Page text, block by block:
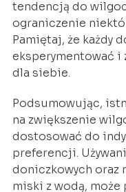
tendencją do
ograniczenie
Pamiętaj, że każdy
eksperymentować i
dla siebie.
Podsumowując,
na zwiększenie
dostosować do
preferencji.
doniczkowych oraz
miski z wodą,